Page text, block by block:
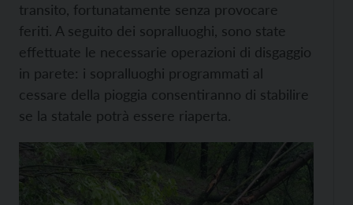
transito, fortunatamente senza provocare
feriti. A seguito dei sopralluoghi, sono state
effettuate le necessarie operazioni di disgaggio
in parete: i sopralluoghi programmati al
cessare della pioggia consentiranno di stabilire
se la statale potrà essere riaperta.